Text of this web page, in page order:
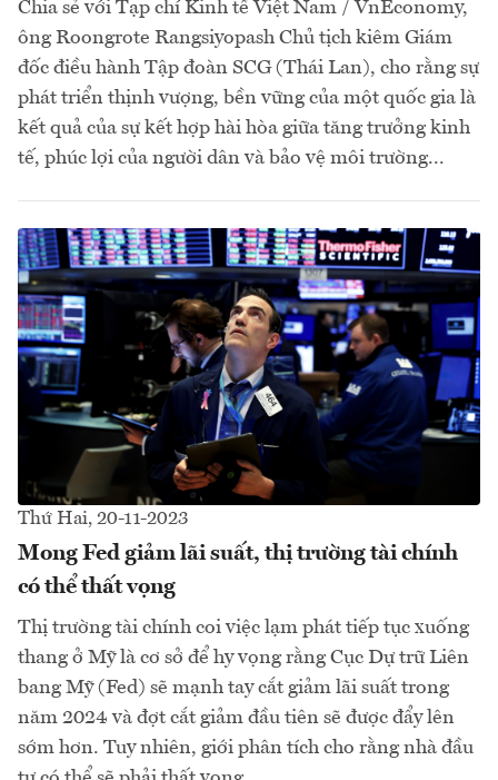
Chia sẻ với Tạp chí Kinh tế Việt Nam / VnEconomy,
ông Roongrote Rangsiyopash Chủ tịch kiêm Giám
đốc điều hành Tập đoàn SCG (Thái Lan), cho rằng sự
phát triển thịnh vượng, bền vững của một quốc gia là
kết quả của sự kết hợp hài hòa giữa tăng trưởng kinh
tế, phúc lợi của người dân và bảo vệ môi trường...
Thứ Hai, 20-11-2023
Mong Fed giảm lãi suất, thị trường tài chính
có thể thất vọng
Thị trường tài chính coi việc lạm phát tiếp tục xuống
thang ở Mỹ là cơ sở để hy vọng rằng Cục Dự trữ Liên
bang Mỹ (Fed) sẽ mạnh tay cắt giảm lãi suất trong
năm 2024 và đợt cắt giảm đầu tiên sẽ được đẩy lên
sớm hơn. Tuy nhiên, giới phân tích cho rằng nhà đầu